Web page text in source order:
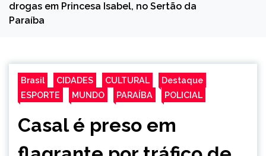
drogas em Princesa Isabel, no Sertão da
Paraíba
Brasil CIDADES CULTURAL
Destaque
ESPORTE
MUNDO PARAÍBA POLICIAL
Casal é preso em